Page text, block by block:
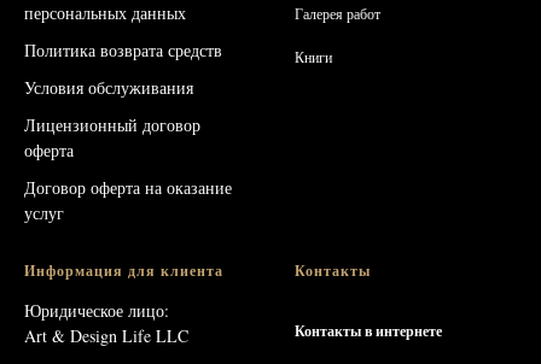
персональных данных
Политика возврата средств
Условия обслуживания
Лицензионный договор
оферта
Договор оферта на оказание
услуг
Галерея работ
Книги
Информация для клиента
Юридическое лицо:
Art & Design Life LLC
Контакты
Контакты в интернете